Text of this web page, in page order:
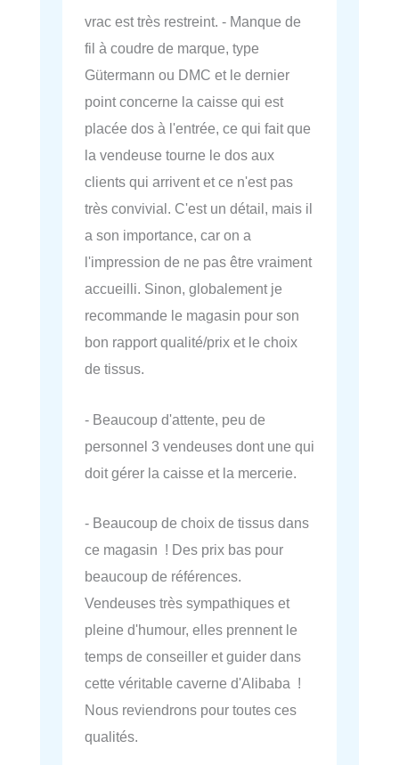
vrac est très restreint. - Manque de
fil à coudre de marque, type
Gütermann ou DMC et le dernier
point concerne la caisse qui est
placée dos à l'entrée, ce qui fait que
la vendeuse tourne le dos aux
clients qui arrivent et ce n'est pas
très convivial. C'est un détail, mais il
a son importance, car on a
l'impression de ne pas être vraiment
accueilli. Sinon, globalement je
recommande le magasin pour son
bon rapport qualité/prix et le choix
de tissus.
- Beaucoup d'attente, peu de
personnel 3 vendeuses dont une qui
doit gérer la caisse et la mercerie.
- Beaucoup de choix de tissus dans
ce magasin ! Des prix bas pour
beaucoup de références.
Vendeuses très sympathiques et
pleine d'humour, elles prennent le
temps de conseiller et guider dans
cette véritable caverne d'Alibaba !
Nous reviendrons pour toutes ces
qualités.